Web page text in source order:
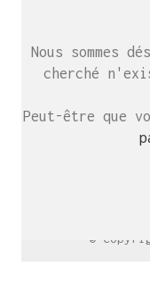
Nous sommes
cherché
Peut-être que
C’est
afin de
©